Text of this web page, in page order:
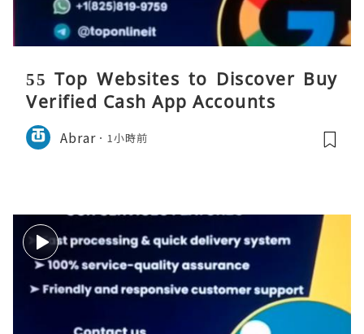
55 Top Websites to Discover Buy
Verified Cash App Accounts
Abrar 1小時前